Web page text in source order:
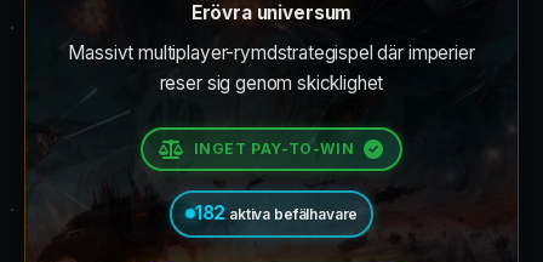
Erövra universum
Massivt multiplayer-rymdstrategispel där imperier
reser sig genom skicklighet
INGET PAY-TO-WIN
182 aktiva befälhavare